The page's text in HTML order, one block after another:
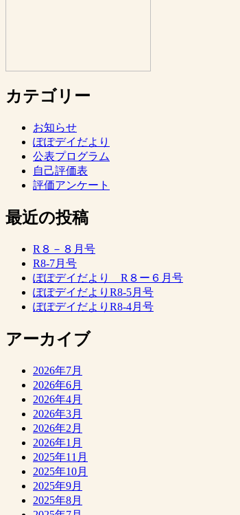
カテゴリー
お知らせ
ぽぽデイだより
公表プログラム
自己評価表
評価アンケート
最近の投稿
R８－８月号
R8-7月号
ぽぽデイだより R８ー６月号
ぽぽデイだよりR8-5月号
ぽぽデイだよりR8-4月号
アーカイブ
2026年7月
2026年6月
2026年4月
2026年3月
2026年2月
2026年1月
2025年11月
2025年10月
2025年9月
2025年8月